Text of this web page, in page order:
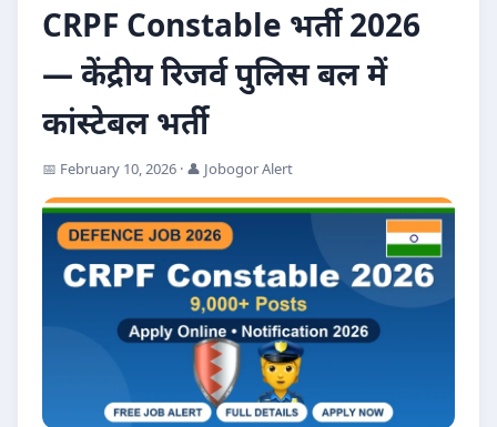
CRPF Constable भर्ती 2026
— केंद्रीय रिजर्व पुलिस बल में
कांस्टेबल भर्ती
📅 February 10, 2026 · 👤 Jobogor Alert